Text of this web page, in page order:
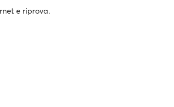
e riprova.